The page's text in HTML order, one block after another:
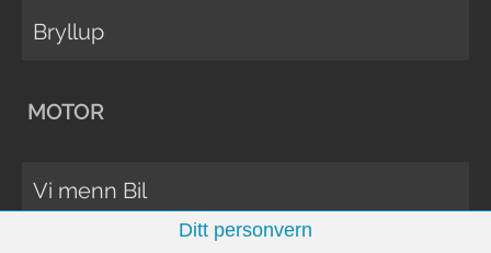
Bryllup
MOTOR
Vi menn Bil
Ditt personvern